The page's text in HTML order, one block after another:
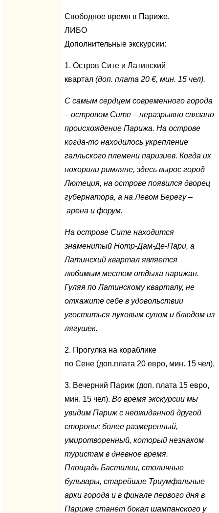
Свободное время в Париже.
ЛИБО
Дополнительные экскурсии:
1. Остров Сите и Латинский
квартал (доп. плата 20 €, мин. 15 чел).
С самым сердцем современного города
– островом Сите – неразрывно связано
происхождение Парижа. На острове
когда-то находилось укрепление
галльского племени паризиев. Когда их
покорили римляне, здесь вырос город
Лютеция, на острове появился дворец
губернатора, а на Левом Берегу –
арена и форум.
На острове Сите находится
знаменитый Нотр-Дам-Де-Пари, а
Латинский квартал является
любимым местом отдыха парижан.
Гуляя по Латинскому кварталу, не
откажите себе в удовольствии
угоститься луковым супом и блюдом из
лягушек.
2. Прогулка на кораблике
по Сене (доп.плата 20 евро, мин. 15 чел).
3. Вечерний Париж (доп. плата 15 евро,
мин. 15 чел). Во время экскурсии мы
увидим Париж с неожиданной другой
стороны: более размеренный,
умиротворенный, который незнаком
туристам в дневное время.
Площадь Бастилии, столичные
бульвары, старейшие Триумфальные
арки города и в финале первого дня в
Париже станет бокал шампанского у